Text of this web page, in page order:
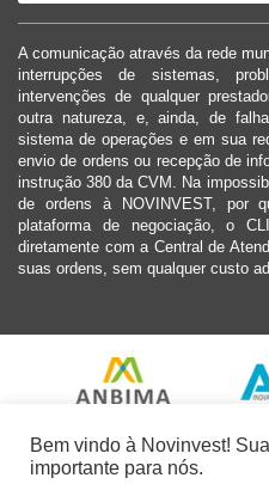
A comunicação através da rede
interrupções de sistemas,
intervenções de qualquer
outra natureza, e, ainda, de
sistema de operações e em sua
envio de ordens ou recepção de
instrução 380 da CVM. Na
de ordens à NOVINVEST, por
plataforma de negociação, o
diretamente com a Central de
suas ordens, sem qualquer custo
Bem vindo à Novinvest!
importante para nós.